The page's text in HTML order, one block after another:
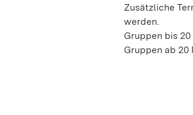
Zusätzliche
werden.
Gruppen bis
Gruppen ab 20